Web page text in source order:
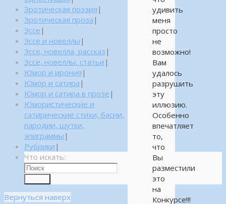
удивить
меня
просто
не
возможно!
Вам
удалось
разрушить
эту
иллюзию.
Особенно
впечатляет
то,
что
Вы
разместили
это
на
Конкурсе!!!
Эротическая поэзия |
Эротическая проза |
Эссе |
Эссе и новеллы |
Эссе, новелла, рассказ |
Эссе, новеллы, статьи |
Юмор и ирония |
Юмор и сатира |
Юмор и сатира в прозе |
Юмористические и
сатирические стихи, басни,
пародии, шутки,
эпиграммы |
Рубрики |
Что искать:
Вернуться наверх